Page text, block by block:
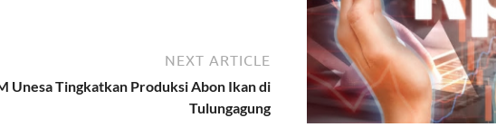
NEXT ARTICLE
Unesa Tingkatkan Produksi Abon Ikan di
Tulungagung